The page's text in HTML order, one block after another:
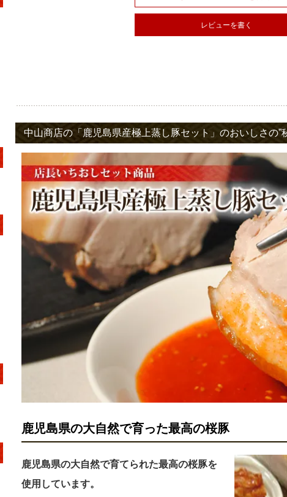
レビューを書く
中山商店の「鹿児島県産極上蒸し豚セット」のおいしさの”
鹿児島県の大自然で育った最高の桜豚
鹿児島県の大自然で育てられた最高の桜豚を
使用しています。